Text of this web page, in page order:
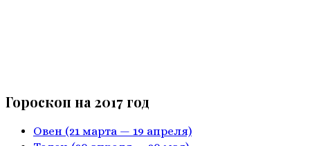
Гороскоп на 2017 год
Овен (21 марта — 19 апреля)